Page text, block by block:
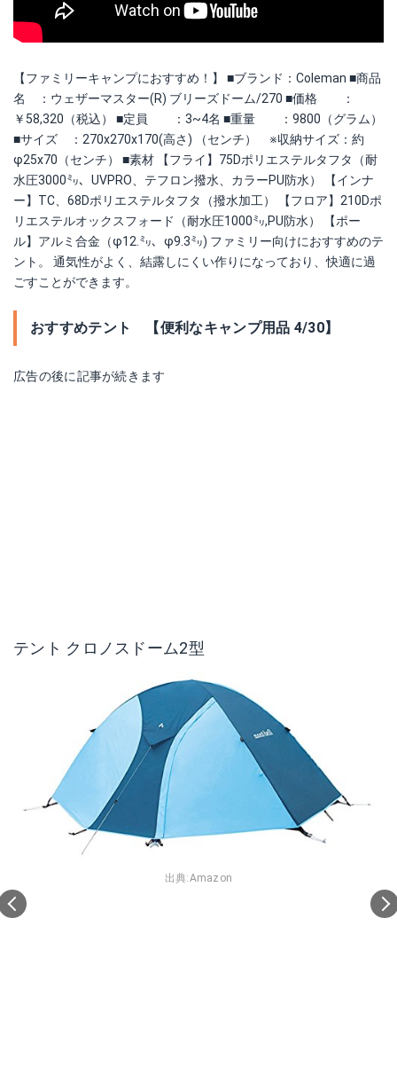
【ファミリーキャンプにおすすめ！】 ■ブランド：Coleman ■商品
名 ：ウェザーマスター(R) ブリーズドーム/270 ■価格 ：
￥58,320（税込） ■定員 ：3~4名 ■重量 ：9800（グラム）
■サイズ ：270x270x170(高さ) （センチ） ※収納サイズ：約
φ25x70（センチ） ■素材 【フライ】75Dポリエステルタフタ（耐
水圧3000㍉、UVPRO、テフロン撥水、カラーPU防水） 【インナ
ー】TC、68Dポリエステルタフタ（撥水加工） 【フロア】210Dポ
リエステルオックスフォード（耐水圧1000㍉,PU防水） 【ポー
ル】アルミ合金（φ12.㍉、φ9.3㍉) ファミリー向けにおすすめのテ
ント。 通気性がよく、結露しにくい作りになっており、快適に過
ごすことができます。
おすすめテント 【便利なキャンプ用品 4/30】
広告の後に記事が続きます
テント クロノスドーム2型
出典:Amazon